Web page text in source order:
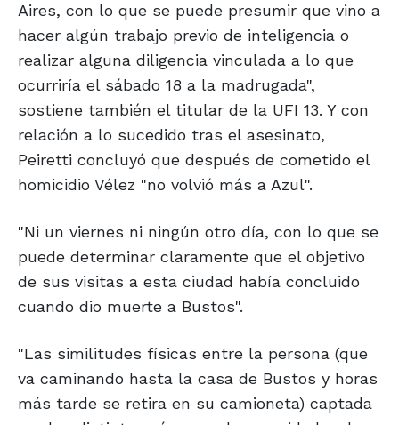
Aires, con lo que se puede presumir que vino a
hacer algún trabajo previo de inteligencia o
realizar alguna diligencia vinculada a lo que
ocurriría el sábado 18 a la madrugada",
sostiene también el titular de la UFI 13. Y con
relación a lo sucedido tras el asesinato,
Peiretti concluyó que después de cometido el
homicidio Vélez "no volvió más a Azul".
"Ni un viernes ni ningún otro día, con lo que se
puede determinar claramente que el objetivo
de sus visitas a esta ciudad había concluido
cuando dio muerte a Bustos".
"Las similitudes físicas entre la persona (que
va caminando hasta la casa de Bustos y horas
más tarde se retira en su camioneta) captada